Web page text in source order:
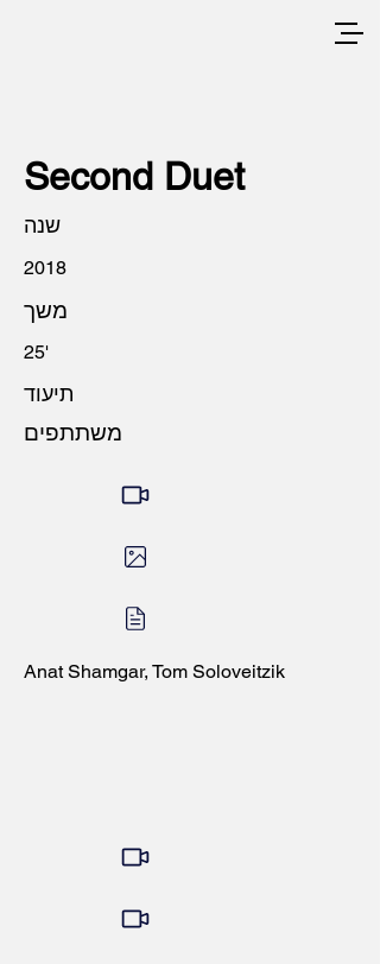
Second Duet
שנה
2018
משך
25'
תיעוד
משתתפים
Anat Shamgar, Tom Soloveitzik